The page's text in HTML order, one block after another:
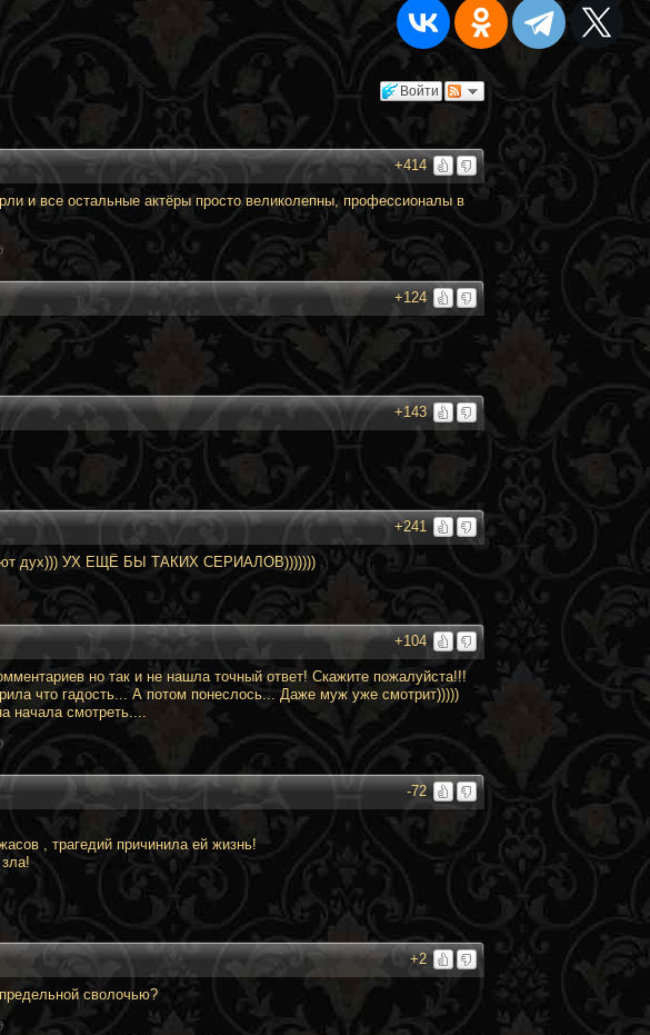
Войти
+414
и все остальные актёры просто великолепны, профессионалы в
+124
+143
+241
дух))) УХ ЕЩЁ БЫ ТАКИХ СЕРИАЛОВ)))))))
+104
но так и не нашла точный ответ! Скажите пожалуйста!!!
что гадость... А потом понеслось... Даже муж уже смотрит)))))
начала смотреть....
-72
, трагедий причинила ей жизнь!
+2
сволочью?